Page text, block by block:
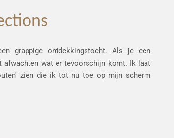
grappige ontdekkingstocht. Als je een
afwachten wat er tevoorschijn komt. Ik laat
zien die ik tot nu toe op mijn scherm